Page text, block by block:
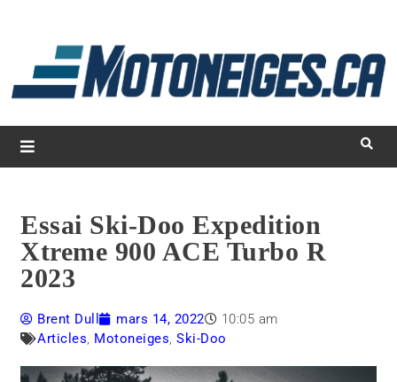
Magazine Motoneiges.ca
Essai Ski-Doo Expedition
Xtreme 900 ACE Turbo R
2023
Brent Dull mars 14, 2022
10:05 am
Articles, Motoneiges,Ski-Doo